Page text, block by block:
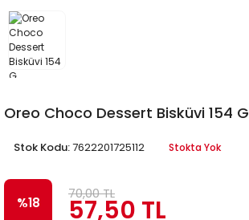
Oreo Choco Dessert Bisküvi 154 G
Stok Kodu:7622201725112 Stokta Yok
%18
70,00 TL
57,50 TL